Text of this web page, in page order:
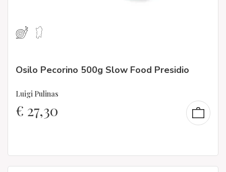
Osilo Pecorino 500g Slow Food Presidio
Luigi Pulinas
€ 27,30